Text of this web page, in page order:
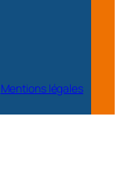
Mentions légales